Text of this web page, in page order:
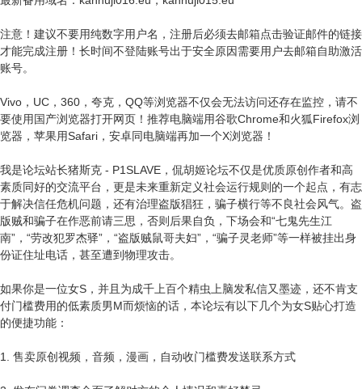
注意！建议不要用纯数字用户名，注册后必须去邮箱点击验证邮件的链接
才能完成注册！长时间不登陆账号出于安全原因需要用户去邮箱自助激活
账号。
Vivo，UC，360，夸克，QQ等浏览器不仅会无法访问还存在监控，请不
要使用国产浏览器打开网页！推荐电脑端用谷歌Chrome和火狐Firefox浏
览器，苹果用Safari，安卓同电脑端再加一个X浏览器！
我是论坛站长猪斯克 - P1SLAVE，侃胡姬论坛不仅是优质原创作者和高
素质同好的交流平台，更是未来重新定义社会运行规则的一个起点，有志
于解决信任危机问题，还有治理盗版猖狂，骗子横行等不良社会风气。盗
版贼和骗子在作恶前请三思，否则后果自负，下场会和“七鬼先生江
南”，“劳改犯罗杰驿”，“盗版贼鼠哥夫妇”，“骗子灵老师”等一样被挂出身
份证住址电话，甚至遭到物理攻击。
如果你是一位女S，并且为成千上百个精虫上脑发私信又墨迹，还不肯支
付门槛费用的低素质男M而烦恼的话，本论坛有以下几个为女S贴心打造
的便捷功能：
1. 售卖原创视频，音频，漫画，自动收门槛费发送联系方式